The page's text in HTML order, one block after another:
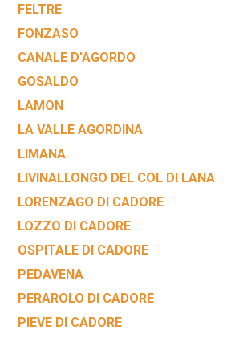
FELTRE
FONZASO
CANALE D'AGORDO
GOSALDO
LAMON
LA VALLE AGORDINA
LIMANA
LIVINALLONGO DEL COL DI LANA
LORENZAGO DI CADORE
LOZZO DI CADORE
OSPITALE DI CADORE
PEDAVENA
PERAROLO DI CADORE
PIEVE DI CADORE